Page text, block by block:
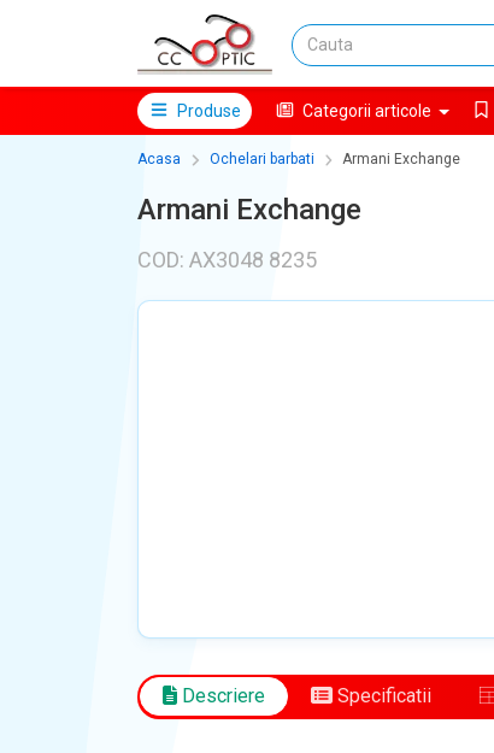
Produse Categorii articole
Acasa Ochelari barbati Armani Exchange
Armani Exchange
COD: AX3048 8235
Descriere Specificatii